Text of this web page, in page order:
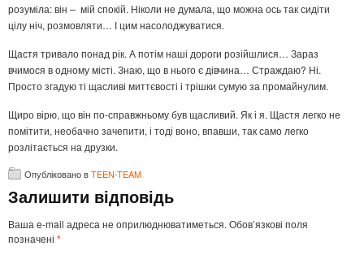
розуміла: він – мій спокій. Ніколи не думала, що можна ось так сидіти
цілу ніч, розмовляти… І цим насолоджуватися.
Щастя тривало понад рік. А потім наші дороги розійшлися… Зараз
вчимося в одному місті. Знаю, що в нього є дівчина… Страждаю? Ні.
Просто згадую ті щасливі миттєвості і трішки сумую за промайнулим.
Щиро вірю, що він по-справжньому був щасливий. Як і я. Щастя легко не
помітити, необачно зачепити, і тоді воно, впавши, так само легко
розлітається на друзки.
Опубліковано вTEEN-TEAM
Залишити відповідь
Ваша e-mail адреса не оприлюднюватиметься. Обов’язкові поля
позначені *